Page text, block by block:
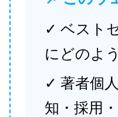
✓ ベスト
にどのよ
✓ 著者個
知・採用